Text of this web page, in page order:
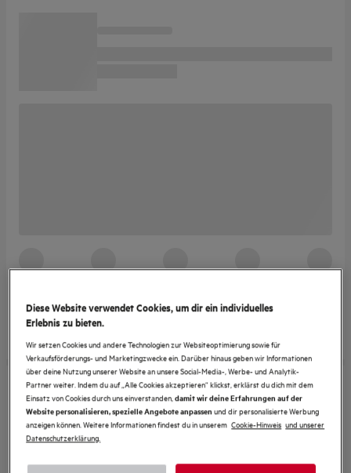
Diese Website verwendet Cookies, um dir ein individuelles
Erlebnis zu bieten.
Wir setzen Cookies und andere Technologien zur Websiteoptimierung sowie für
Verkaufsförderungs- und Marketingzwecke ein. Darüber hinaus geben wir Informationen
über deine Nutzung unserer Website an unsere Social-Media-, Werbe- und Analytik-
Partner weiter. Indem du auf „Alle Cookies akzeptieren“ klickst, erklärst du dich mit dem
Einsatz von Cookies durch uns einverstanden,damit wir deine Erfahrungen auf der
Website personalisieren, spezielle Angebote anpassen und dir personalisierte Werbung
anzeigen können. Weitere Informationen findest du in unserem Cookie-Hinweis und unserer
Datenschutzerklärung.